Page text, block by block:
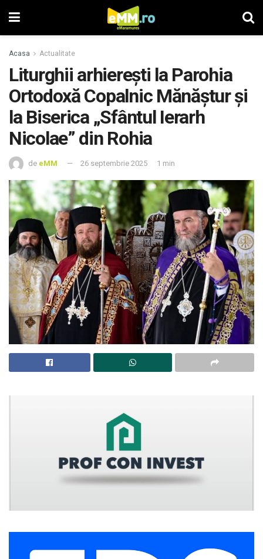
Acasa Actualitate
Liturghii arhierești la Parohia
Ortodoxă Copalnic Mănăștur și
la Biserica „Sfântul Ierarh
Nicolae” din Rohia
de eMM 26 septembrie 2025 1 min